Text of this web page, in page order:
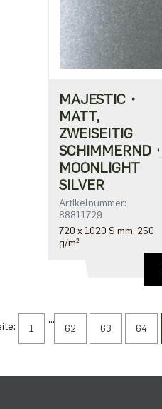
MAJESTIC・
MATT,
ZWEISEITIG
SCHIMMERND・
MOONLIGHT
SILVER
Artikelnummer:
88811729
720 x 1020 S mm, 250
g/m²
1
...
62 63 64